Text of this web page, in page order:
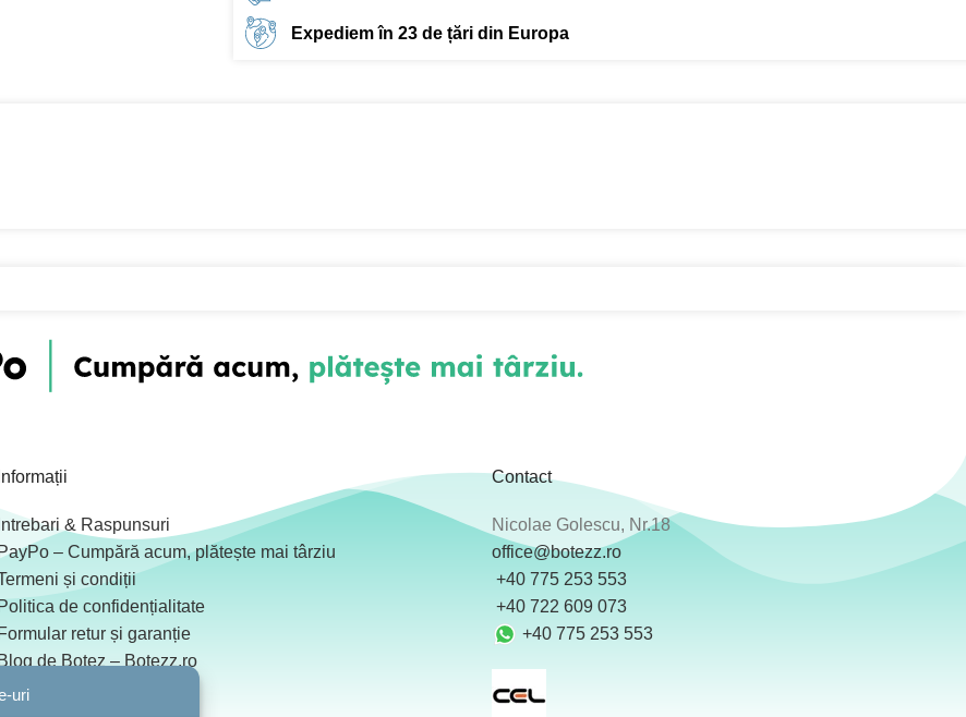
uri
Expediem în 23 de țări din Europa
Informații
Intrebari & Raspunsuri
PayPo – Cumpără acum, plătește mai târziu
și condiții
Politica de confidențialitate
Formular retur și garanție
Blog de Botez – Botezz.ro
Contact
Nicolae Golescu, Nr.18
office@botezz.ro
+40 775 253 553
‪ +40 722 609 073
+40 775 253 553